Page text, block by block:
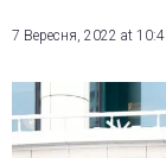
7 Вересня, 2022 at